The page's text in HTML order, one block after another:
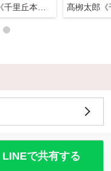
髙栁太郎《千里丘本店》
LINEで共有する